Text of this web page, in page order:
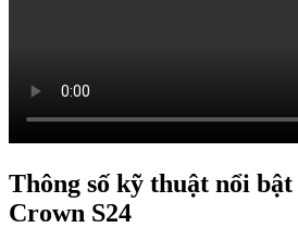
Thông số kỹ thuật nổi
Crown S24